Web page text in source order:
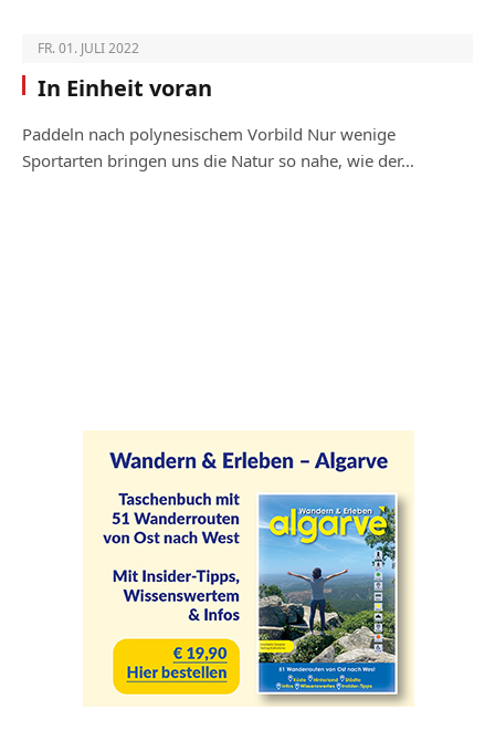
FR. 01. JULI 2022
In Einheit voran
Paddeln nach polynesischem Vorbild Nur wenige
Sportarten bringen uns die Natur so nahe, wie der…